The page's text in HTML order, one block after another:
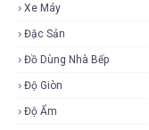
Xe Máy
Đặc Sản
Đồ Dùng Nhà Bếp
Độ Giòn
Độ Ẩm